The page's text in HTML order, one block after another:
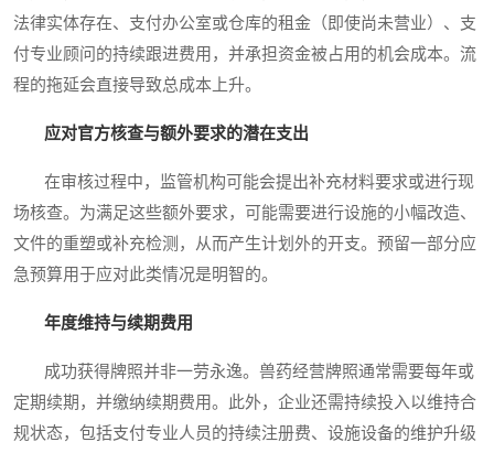
法律实体存在、支付办公室或仓库的租金（即使尚未营业）、支
付专业顾问的持续跟进费用，并承担资金被占用的机会成本。流
程的拖延会直接导致总成本上升。
应对官方核查与额外要求的潜在支出
在审核过程中，监管机构可能会提出补充材料要求或进行现
场核查。为满足这些额外要求，可能需要进行设施的小幅改造、
文件的重塑或补充检测，从而产生计划外的开支。预留一部分应
急预算用于应对此类情况是明智的。
年度维持与续期费用
成功获得牌照并非一劳永逸。兽药经营牌照通常需要每年或
定期续期，并缴纳续期费用。此外，企业还需持续投入以维持合
规状态，包括支付专业人员的持续注册费、设施设备的维护升级